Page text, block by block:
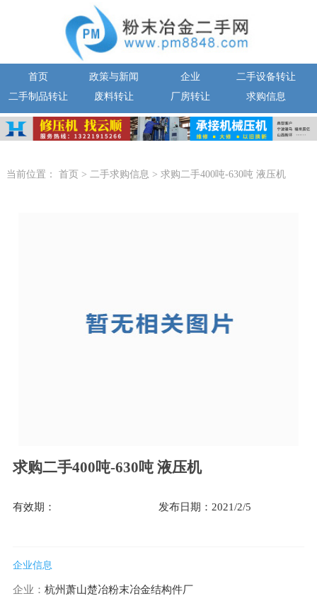
首页 政策与新闻 企业
二手设备转让
二手制品转让
废料转让 厂房转让 求购信息
当前位置： 首页 > 二手求购信息 > 求购二手400吨-630吨 液压机
求购二手400吨-630吨 液压机
有效期： 发布日期：2021/2/5
企业信息
企业： 杭州萧山楚冶粉末冶金结构件厂